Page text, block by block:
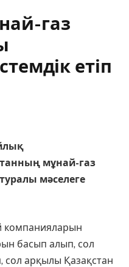
газ
етіп
мұнай-газ
мәселеге
компанияларын
басып алып, сол
арқылы Қазақстан